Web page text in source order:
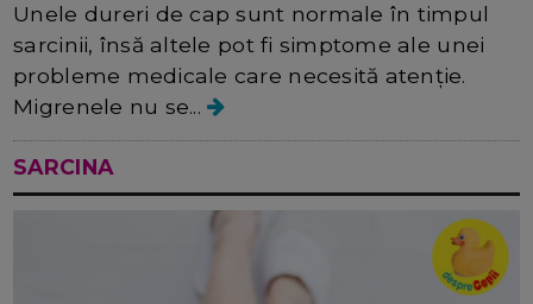
Unele dureri de cap sunt normale în timpul
sarcinii, însă altele pot fi simptome ale unei
probleme medicale care necesită atenție.
Migrenele nu se...
SARCINA